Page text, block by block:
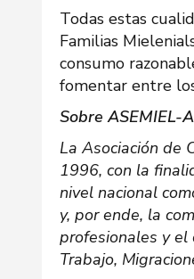
Todas estas
Familias
consumo
fomentar entre
Sobre ASEMIEL-
La Asociación de
1996, con la
nivel nacional
y, por ende, la
profesionales y el
Trabajo,